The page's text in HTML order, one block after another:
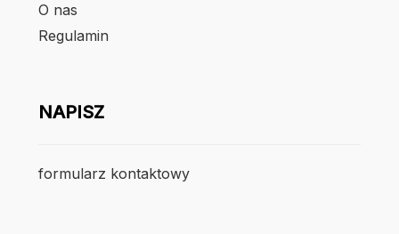
O nas
Regulamin
NAPISZ
formularz kontaktowy